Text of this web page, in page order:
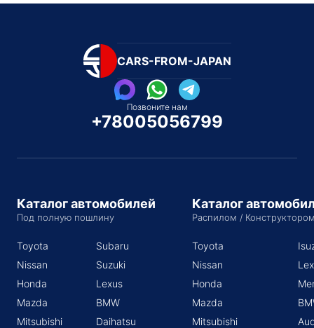
CARS-FROM-JAPAN
Позвоните нам
+78005056799
Каталог автомобилей
Под полную пошлину
Toyota
Nissan
Honda
Mazda
Mitsubishi
Subaru
Suzuki
Lexus
BMW
Daihatsu
Каталог
Распилом /
Toyota
Nissan
Honda
Mazda
Mitsubishi